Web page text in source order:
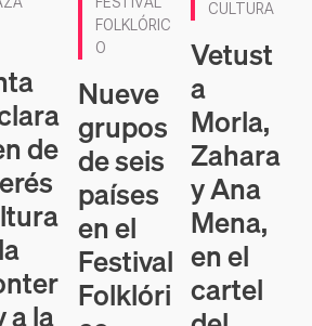
de
a la
FOLKLÓRIC
O
Nueve
grupos
de seis
países
en el
Festival
Folklóri
co
Vetust
a
Morla,
Zahara
y Ana
Mena,
en el
cartel
del